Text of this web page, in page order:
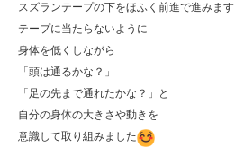
スズランテープの下をほふく前進で進みます
テープに当たらないように
身体を低くしながら
「頭は通るかな？」
「足の先まで通れたかな？」と
自分の身体の大きさや動きを
意識して取り組みました